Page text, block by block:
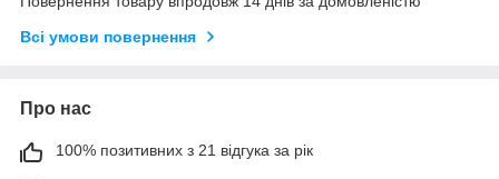
Всі умови повернення
Про нас
100% позитивних з 21 відгука за рік